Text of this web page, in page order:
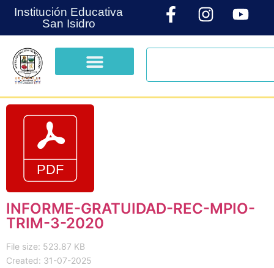
Institución Educativa
San Isidro
INFORME-GRATUIDAD-REC-MPIO-
TRIM-3-2020
File size: 523.87 KB
Created: 31-07-2025